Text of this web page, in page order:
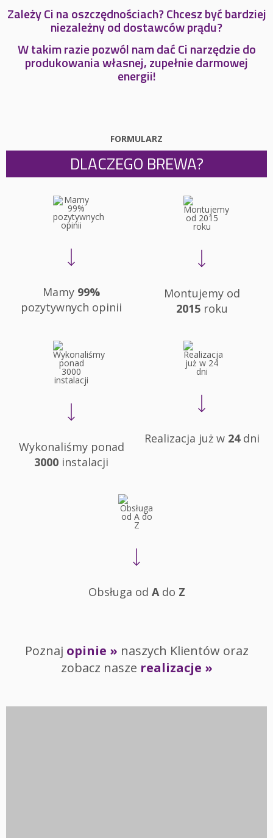
Zależy Ci na oszczędnościach? Chcesz być bardziej
niezależny od dostawców prądu?
W takim razie pozwól nam dać Ci narzędzie do
produkowania własnej, zupełnie darmowej
energii!
FORMULARZ
DLACZEGO BREWA?
Mamy 99%
pozytywnych opinii
Montujemy od
2015roku
Wykonaliśmy ponad
3000 instalacji
Realizacja już w 24dni
Obsługa od Ado Z
Poznaj opinie » naszych Klientów oraz
zobacz nasze realizacje »